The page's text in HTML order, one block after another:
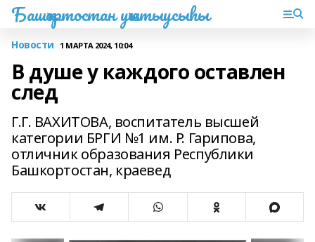
Башҡортостан уҡытыусыһы
Новости 1 МАРТА 2024, 10:04
В душе у каждого оставлен
след
Г.Г. ВАХИТОВА, воспитатель высшей
категории БРГИ №1 им. Р. Гарипова,
отличник образования Республики
Башкортостан, краевед